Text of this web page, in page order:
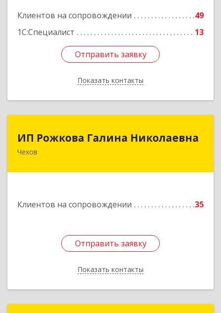
Клиентов на сопровождении
49
1С:Специалист
13
Отправить заявку
Показать контакты
Отправить заявку
Назад
ИП Рожкова Галина Николаевна
Чехов
Клиентов на сопровождении 35
Отправить заявку
Показать контакты
142306, Московская обл, Чеховский р-н, Чехов
Отправить заявку
Назад